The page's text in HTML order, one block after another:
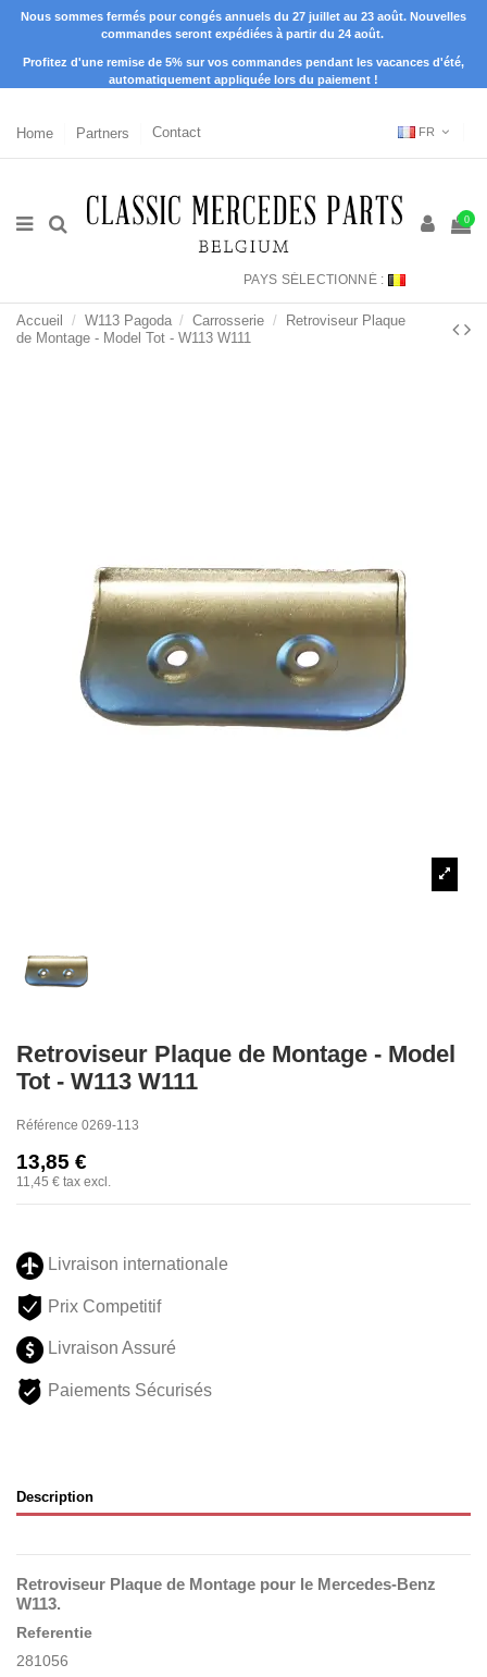
Nous sommes fermés pour congés annuels du 27 juillet au 23 août. Nouvelles
commandes seront expédiées à partir du 24 août.
Profitez d'une remise de 5% sur vos commandes pendant les vacances d'été,
automatiquement appliquée lors du paiement !
Home Partners Contact FR
0
PAYS SÉLECTIONNÉ :
Accueil W113 Pagoda Carrosserie
Retroviseur Plaque
de Montage - Model Tot - W113 W111
Retroviseur Plaque de Montage - Model
Tot - W113 W111
Référence 0269-113
13,85 €
11,45 € tax excl.
Livraison internationale
Prix Competitif
Livraison Assuré
Paiements Sécurisés
Description
Retroviseur Plaque de Montage pour le Mercedes-Benz
W113.
Referentie
281056